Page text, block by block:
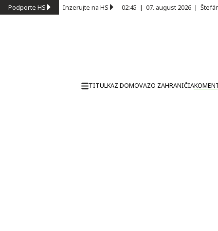
Podporte HS Inzerujte na HS 02:45 | 07. august 2026 |
TITULKAZ DOMOVAZO ZAHRANIČIA